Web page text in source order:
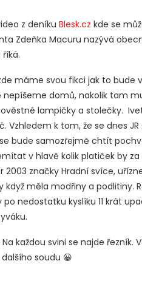
z deníku Blesk.cz kde se
Zdeňka Macuru nazývá
máme svou fikci jak to bude
nepíšeme domů, nakolik tam
lampičky a stolečky.
Vzhledem k tom, že se dnes
bude samozřejmě chtít
v hlavě kolik platiček by
značky Hradní svíce,
když měla modřiny a podlitiny.
nedostatku kyslíku 11 krát
každou svini se najde
soudu 😀